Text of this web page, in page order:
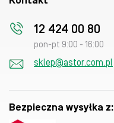
12 424 00 80
pon-pt 9:00 - 16:00
sklep@astor.com.pl
Bezpieczna wysyłka z: